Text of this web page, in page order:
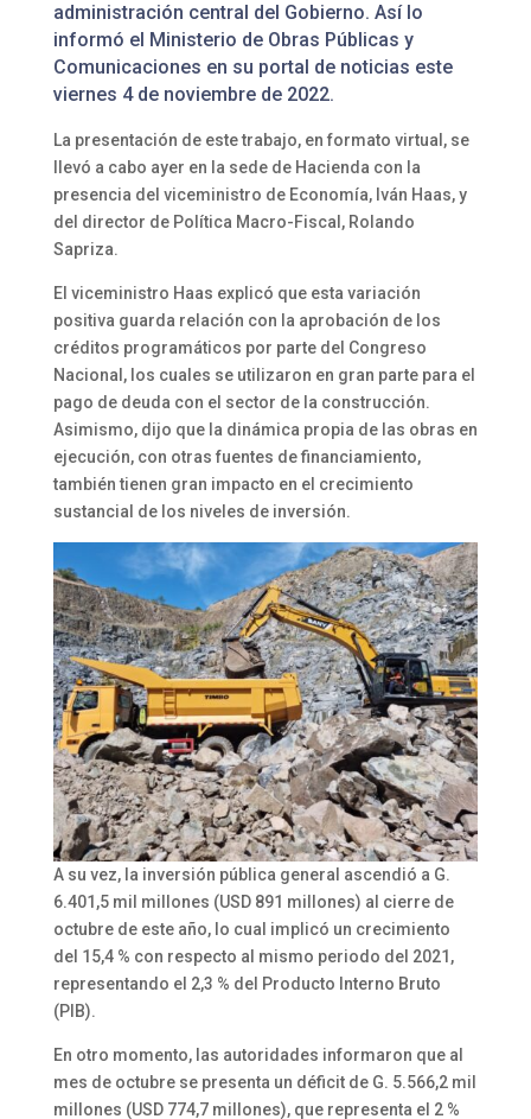
administración central del Gobierno. Así lo
informó el Ministerio de Obras Públicas y
Comunicaciones en su portal de noticias este
viernes 4 de noviembre de 2022.
La presentación de este trabajo, en formato virtual, se
llevó a cabo ayer en la sede de Hacienda con la
presencia del viceministro de Economía, Iván Haas, y
del director de Política Macro-Fiscal, Rolando
Sapriza.
El viceministro Haas explicó que esta variación
positiva guarda relación con la aprobación de los
créditos programáticos por parte del Congreso
Nacional, los cuales se utilizaron en gran parte para el
pago de deuda con el sector de la construcción.
Asimismo, dijo que la dinámica propia de las obras en
ejecución, con otras fuentes de financiamiento,
también tienen gran impacto en el crecimiento
sustancial de los niveles de inversión.
A su vez, la inversión pública general ascendió a G.
6.401,5 mil millones (USD 891 millones) al cierre de
octubre de este año, lo cual implicó un crecimiento
del 15,4 % con respecto al mismo periodo del 2021,
representando el 2,3 % del Producto Interno Bruto
(PIB).
En otro momento, las autoridades informaron que al
mes de octubre se presenta un déficit de G. 5.566,2 mil
millones (USD 774,7 millones), que representa el 2 %